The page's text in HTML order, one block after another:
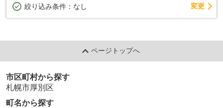
絞り込み条件： なし 変更
ページトップへ
市区町村から探す
札幌市厚別区
町名から探す